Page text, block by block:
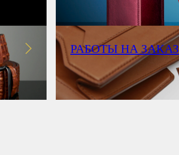
РАБОТЫ НА ЗАКАЗ